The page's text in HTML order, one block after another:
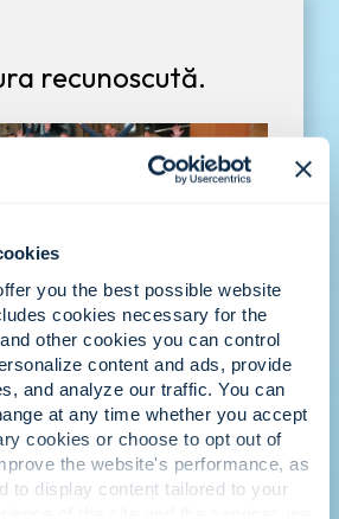
you the best possible website
cookies necessary for the
other cookies you can control
content and ads, provide
and analyze our traffic. You can
at any time whether you accept
cookies or choose to opt out of
the website's performance, as
to display content tailored to your
recunoscută.
este recunoscută ca fiind unul
mai bune locuri de muncă,
întărește faptul că cultura
axată pe oameni pe primul loc,
mai mare factor diferențiator al